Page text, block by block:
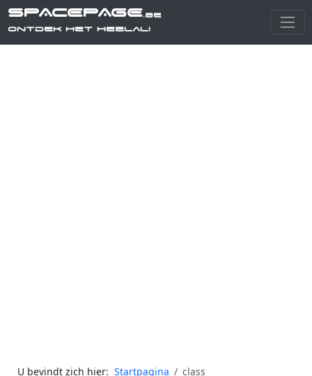
SPACEPAGE.be
Ontdek het heelal!
U bevindt zich hier: Startpagina class